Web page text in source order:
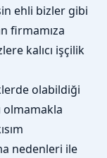
ehli bizler gibi
firmamıza
kalıcı işçilik
olabildiği
olmamakla
nedenleri ile